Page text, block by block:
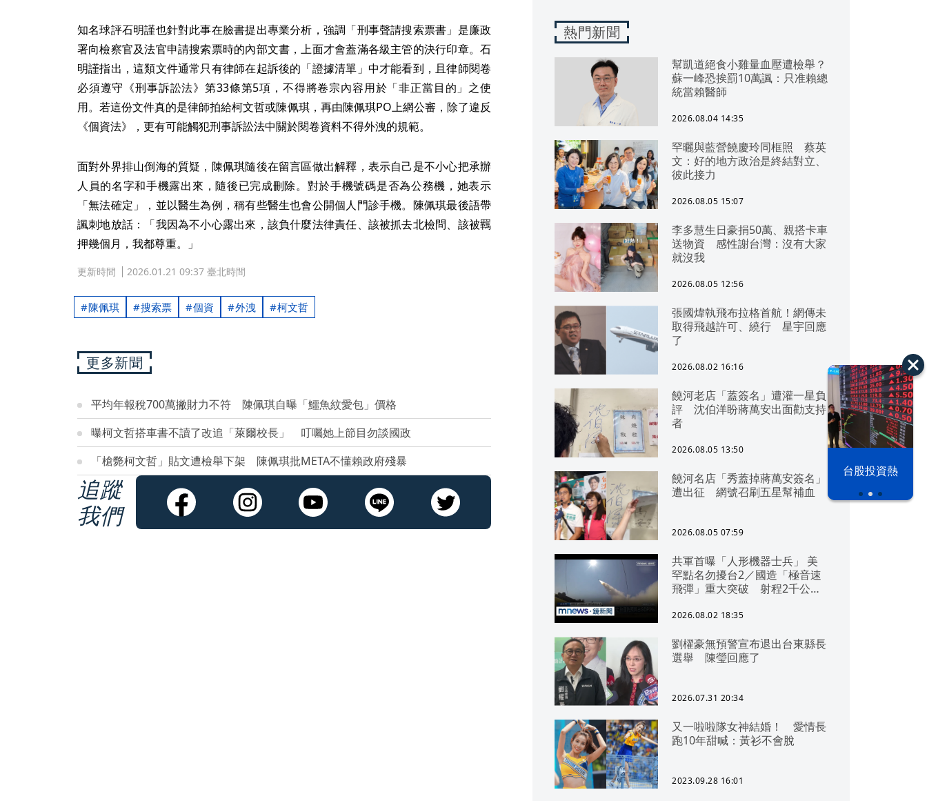
之下
台股投資熱
知名球評石明謹也針對此事在臉書提出專業分析，強調「刑事聲請搜索票書」是廉政
署向檢察官及法官申請搜索票時的內部文書，上面才會蓋滿各級主管的決行印章。石
明謹指出，這類文件通常只有律師在起訴後的「證據清單」中才能看到，且律師閱卷
必須遵守《刑事訴訟法》第33條第5項，不得將卷宗內容用於「非正當目的」之使
用。若這份文件真的是律師拍給柯文哲或陳佩琪，再由陳佩琪PO上網公審，除了違反
《個資法》，更有可能觸犯刑事訴訟法中關於閱卷資料不得外洩的規範。
面對外界排山倒海的質疑，陳佩琪隨後在留言區做出解釋，表示自己是不小心把承辦
人員的名字和手機露出來，隨後已完成刪除。對於手機號碼是否為公務機，她表示
「無法確定」，並以醫生為例，稱有些醫生也會公開個人門診手機。陳佩琪最後語帶
諷刺地放話：「我因為不小心露出來，該負什麼法律責任、該被抓去北檢問、該被羈
押幾個月，我都尊重。」
更新時間 2026.01.21 09:37 臺北時間
陳佩琪 搜索票 個資 外洩 柯文哲
更多新聞
平均年報稅700萬撇財力不符 陳佩琪自曝「鱷魚紋愛包」價格
曝柯文哲搭車書不讀了改追「萊爾校長」 叮囑她上節目勿談國政
「槍斃柯文哲」貼文遭檢舉下架 陳佩琪批META不懂賴政府殘暴
追蹤
我們
熱門新聞
幫凱道絕食小雞量血壓遭檢舉？
蘇一峰恐挨罰10萬諷：只准賴總
統當賴醫師
2026.08.04 14:35
罕曬與藍營饒慶玲同框照 蔡英
文：好的地方政治是終結對立、
彼此接力
2026.08.05 15:07
李多慧生日豪捐50萬、親搭卡車
送物資 感性謝台灣：沒有大家
就沒我
2026.08.05 12:56
張國煒執飛布拉格首航！網傳未
取得飛越許可、繞行 星宇回應
了
2026.08.02 16:16
饒河老店「蓋簽名」遭灌一星負
評 沈伯洋盼蔣萬安出面勸支持
者
2026.08.05 13:50
饒河名店「秀蓋掉蔣萬安簽名」
遭出征 網號召刷五星幫補血
2026.08.05 07:59
共軍首曝「人形機器士兵」 美
罕點名勿擾台2／國造「極音速
飛彈」重大突破 射程2千公里
2026.08.02 18:35
劉櫂豪無預警宣布退出台東縣長
選舉 陳瑩回應了
2026.07.31 20:34
又一啦啦隊女神結婚！ 愛情長
跑10年甜喊：黃衫不會脫
2023.09.28 16:01